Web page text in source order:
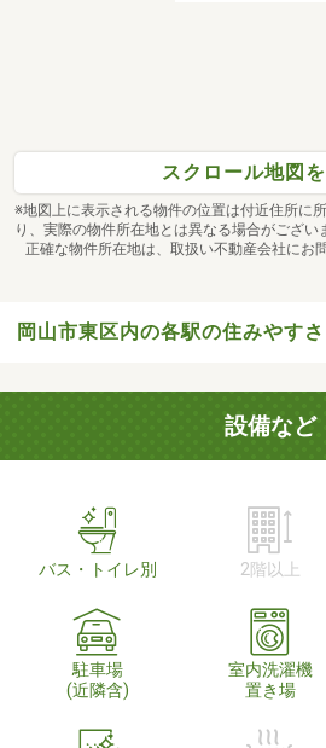
スクロール地図
※地図上に表示される物件の位置は付近住所に
り、実際の物件所在地とは異なる場合がござい
正確な物件所在地は、取扱い不動産会社にお
岡山市東区内の各駅の住みやすさ
設備など
バス・トイレ別 2階以上
駐車場
(近隣含)
室内洗濯機
置き場